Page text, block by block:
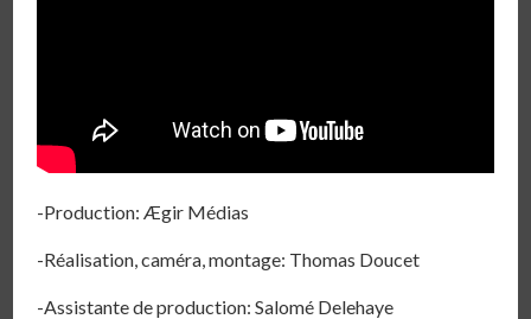
-Production: Ægir Médias
-Réalisation, caméra, montage: Thomas Doucet
-Assistante de production: Salomé Delehaye